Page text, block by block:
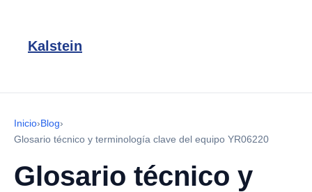
Kalstein
Inicio›Blog›
Glosario técnico y terminología clave del equipo YR06220
Glosario técnico y